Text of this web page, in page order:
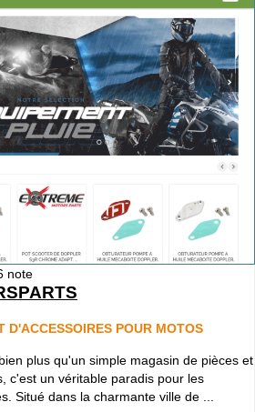
note
D'ACCESSOIRES POUR MOTOS
plus qu'un simple magasin de pièces et
c'est un véritable paradis pour les
Situé dans la charmante ville de ...